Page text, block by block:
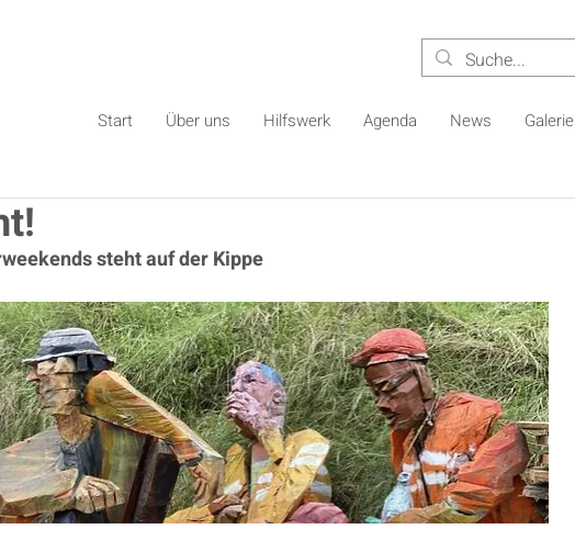
Start Über uns Hilfswerk Agenda News Galerie
steht auf der Kippe